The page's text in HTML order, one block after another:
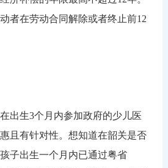
者在劳动合同解除或者终止前12
生3个月内参加政府的少儿医
且有针对性。想知道在韶关是否
子出生一个月内已通过粤省